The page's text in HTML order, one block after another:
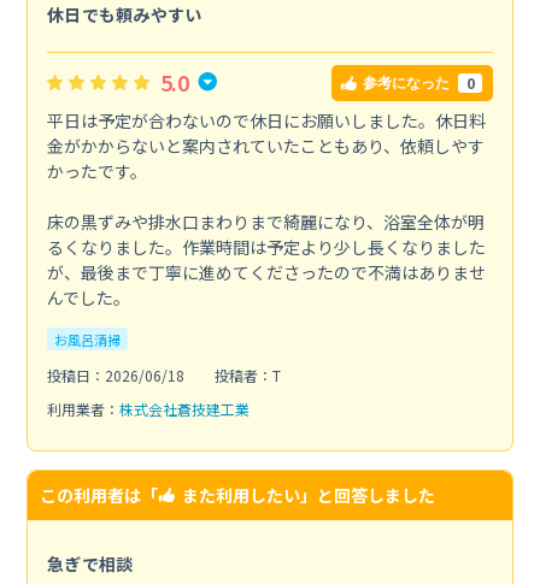
休日でも頼みやすい
5.0 参考になった 0
平日は予定が合わないので休日にお願いしました。休日料
金がかからないと案内されていたこともあり、依頼しやす
かったです。
床の黒ずみや排水口まわりまで綺麗になり、浴室全体が明
るくなりました。作業時間は予定より少し長くなりました
が、最後まで丁寧に進めてくださったので不満はありませ
んでした。
お風呂清掃
投稿日：2026/06/18
投稿者：T
利用業者： 株式会社蒼技建工業
この利用者は「 また利用したい」と回答しました
急ぎで相談